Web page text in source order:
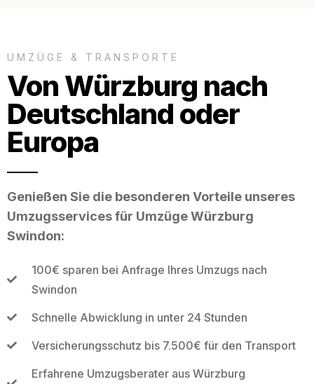
UMZÜGE & TRANSPORTE
Von Würzburg nach
Deutschland oder
Europa
Genießen Sie die besonderen Vorteile unseres
Umzugsservices für Umzüge Würzburg
Swindon:
100€ sparen bei Anfrage Ihres Umzugs nach
Swindon
Schnelle Abwicklung in unter 24 Stunden
Versicherungsschutz bis 7.500€ für den Transport
Erfahrene Umzugsberater aus Würzburg